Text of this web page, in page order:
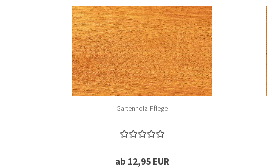
Gartenholz-Pflege
ab 12,95 EUR